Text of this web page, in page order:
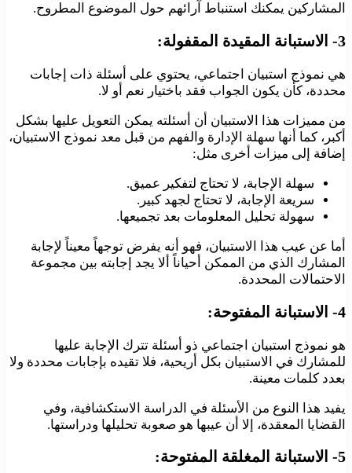
المشاركين يمكنك استنباط آرائهم حول الموضوع المطروح.
3- الاستبانة المقيدة المقفولة:
هي نموذج استبيان اجتماعي، يحتوي على أسئلة ذات إجابات
محددة، كأن يكون الجواب فقد باختيار نعم أو لا.
من مميزات هذا الاستبيان أن أسئلته يمكن التعويل عليها بشكل
أكبر، كما أنها سهلة الإدارة والفهم من قبل معد نموذج الاستبيان،
إضافة إلى ميزات أخرى مثل:
سهلة الإجابة، لا تحتاج لتفكير عميق.
سريعة الإجابة، لا تحتاج لجهد كبير.
سهولة تحليل المعلومات بعد تجميعها.
أما عن عيب هذا الاستبيان، فهو أنه يفرض توجهاً معيناً لإجابة
المشارك الذي من الممكن أحياناً ألا يجد إجابته بين مجموعة
الاحتمالات المحددة.
4- الاستبانة المفتوحة:
هو نموذج استبيان اجتماعي ذو أسئلة تترك الإجابة عليها
للمشارك في الاستبيان بكل أريحية، فلا تقيده بإجابات محددة ولا
بعدد كلمات معينة.
يفيد هذا النوع من الأسئلة في الدراسة الاستكشافية، وفي
القضايا المعقدة، إلا أن عيبها هو صعوبة تحليلها ودراستها.
5- الاستبانة المغلقة المفتوحة: